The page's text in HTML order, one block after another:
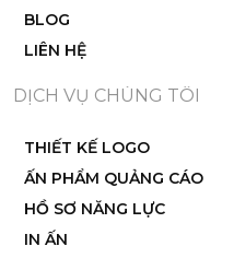
BLOG
LIÊN HỆ
DỊCH VỤ CHÚNG TÔI
THIẾT KẾ LOGO
ẤN PHẨM QUẢNG CÁO
HỒ SƠ NĂNG LỰC
IN ẤN